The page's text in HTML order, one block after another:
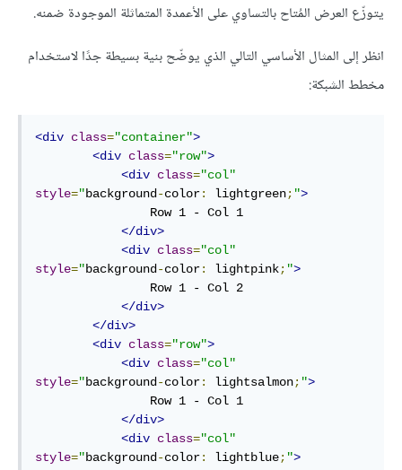
يتوزّع العرض المُتاح بالتساوي على الأعمدة المتماثلة الموجودة ضمنه.
انظر إلى المثال الأساسي التالي الذي يوضّح بنية بسيطة جدًا لاستخدام
مخطط الشبكة:
<div class="container">
<div class="row">
<div class="col"
style="background-color: lightgreen; ">
</div>
<div class="col"
style="background-color: lightpink; ">
</div>
</div>
<div class="row">
<div class="col"
style="background-color: lightsalmon; ">
</div>
<div class="col"
style="background-color: lightblue; ">